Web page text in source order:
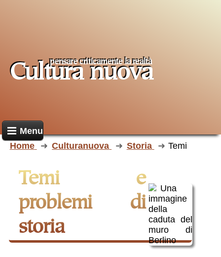
Cultura nuova
pensare criticamente larealtà
Menu
Home
Culturanuova Storia Temi
Temi e
problemi di
storia